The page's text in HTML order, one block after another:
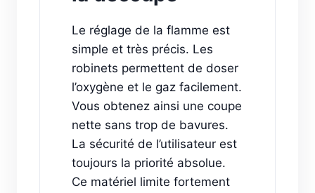
Le réglage de la flamme est
simple et très précis. Les
robinets permettent de doser
l’oxygène et le gaz facilement.
Vous obtenez ainsi une coupe
nette sans trop de bavures.
La sécurité de l’utilisateur est
toujours la priorité absolue.
Ce matériel limite fortement